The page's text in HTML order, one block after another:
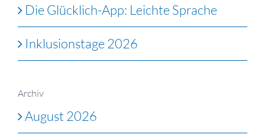
Die Glücklich-App: Leichte Sprache
Inklusionstage 2026
Archiv
August 2026